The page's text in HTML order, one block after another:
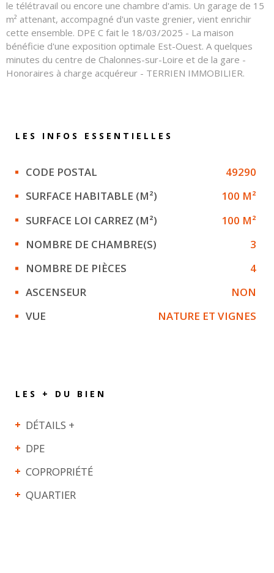
le télétravail ou encore une chambre d'amis. Un garage de 15
m² attenant, accompagné d'un vaste grenier, vient enrichir
cette ensemble. DPE C fait le 18/03/2025 - La maison
bénéficie d'une exposition optimale Est-Ouest. A quelques
minutes du centre de Chalonnes-sur-Loire et de la gare -
Honoraires à charge acquéreur - TERRIEN IMMOBILIER.
LES INFOS ESSENTIELLES
Caractérisque Valeurs
CODE POSTAL
49290
SURFACE HABITABLE (M²)
100 M²
SURFACE LOI CARREZ (M²)
100 M²
NOMBRE DE CHAMBRE(S)
3
NOMBRE DE PIÈCES
4
ASCENSEUR
NON
VUE
NATURE ET VIGNES
LES + DU BIEN
DÉTAILS +
DPE
COPROPRIÉTÉ
QUARTIER